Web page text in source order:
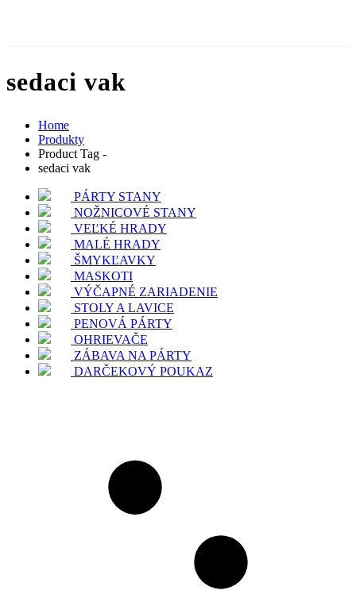
sedaci vak
Home
Produkty
Product Tag -
sedaci vak
PÁRTY STANY
NOŽNICOVÉ STANY
VEĽKÉ HRADY
MALÉ HRADY
ŠMYKĽAVKY
MASKOTI
VÝČAPNÉ ZARIADENIE
STOLY A LAVICE
PENOVÁ PÁRTY
OHRIEVAČE
ZÁBAVA NA PÁRTY
DARČEKOVÝ POUKAZ